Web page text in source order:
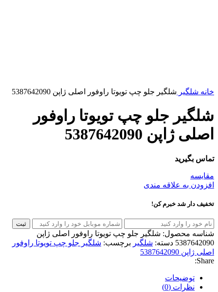
خانه شلگیر شلگیر جلو چپ تویوتا راوفور اصلی ژاپن 5387642090
شلگیر جلو چپ تویوتا راوفور
اصلی ژاپن 5387642090
تماس بگیرید
مقایسه
افزودن به علاقه مندی
تخفیف دار شد خبرم کن!
ثبت
شناسه محصول: شلگیر جلو چپ تویوتا راوفور اصلی ژاپن
5387642090 دسته: شلگیر برچسب: شلگیر جلو چپ تویوتا راوفور
اصلی ژاپن 5387642090
Share:
توضیحات
نظرات (0)